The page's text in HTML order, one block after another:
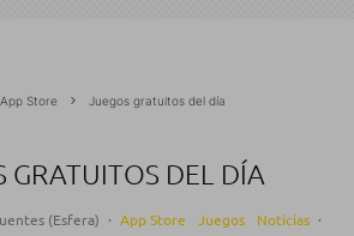
App Store Juegos gratuitos del día
GRATUITOS DEL DÍA
(Esfera) · App Store Juegos Noticias ·